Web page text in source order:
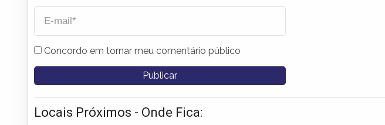
Concordo em tornar meu comentário público
Locais Próximos - Onde Fica: